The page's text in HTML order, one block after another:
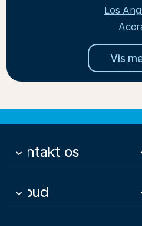
Los
Vis
Kontakt os
keyboard_arrow_down
Tilbud
keyboard_arrow_down